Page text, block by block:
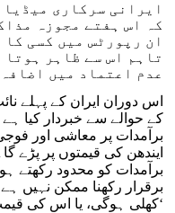
ایرانی سرکاری
کہ اس ہفتے مجوزہ
ان رپورٹس میں کسی
تاہم اس سے ظاہر
عدم اعتماد میں اضافہ
اس دوران ایران کے پہلے
کے حوالے سے خبردار کیا
برآمدات پر معاشی اور
ایندھن کی قیمتوں پر پڑے
برآمدات کو محدود رکھتے
برقرار رکھنا ممکن نہیں
کھلی ہوگی، یا اس کی قیمت سب کو ادا کرنی پڑے گی۔‘